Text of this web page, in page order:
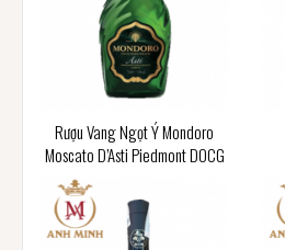
Rượu Vang Ngọt Ý Mondoro
Moscato D’Asti Piedmont DOCG